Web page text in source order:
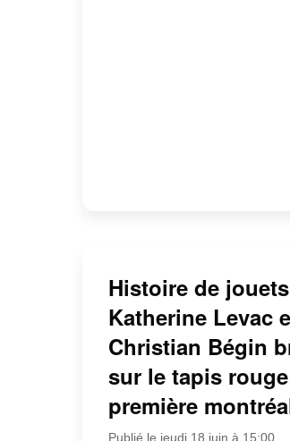
Histoire de
Katherine Levac
Christian Bégin
sur le tapis
première
Publié le jeudi 18 juin à 15:00